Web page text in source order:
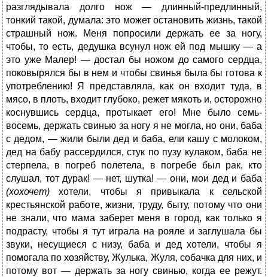
разглядывала долго нож — длинный-предлинный,
тонкий такой, думала: это может остановить жизнь, такой
страшный нож. Меня попросили держать ее за ногу,
чтобы, то есть, дедушка всунул нож ей под мышку — а
это уже Малер! — достал бы ножом до самого сердца,
поковырялся бы в нем и чтобы свинья была бы готова к
употреблению! Я представляла, как он входит туда, в
мясо, в плоть, входит глубоко, режет мякоть и, осторожно
коснувшись сердца, протыкает его! Мне было семь-
восемь, держать свинью за ногу я не могла, но они, баба
с дедом, — жили были дед и баба, ели кашу с молоком,
дед на бабу рассердился, стук по пузу кулаком, баба не
стерпела, в погреб полетела, в погребе был рак, кто
слушал, тот дурак! — нет, шутка! — они, мои дед и баба
(хохочет) хотели, чтобы я привыкала к сельской
крестьянской работе, жизни, труду, быту, потому что они
не знали, что мама заберет меня в город, как только я
подрасту, чтобы я тут играла на рояле и заглушала бы
звуки, несущиеся с низу, баба и дед хотели, чтобы я
помогала по хозяйству, Жулька, Жуля, собачка для них, и
потому вот — держать за ногу свинью, когда ее режут.